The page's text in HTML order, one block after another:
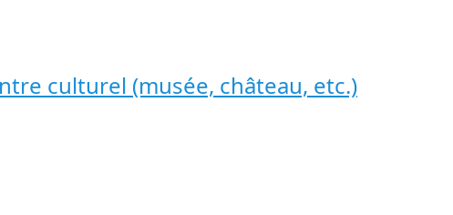
culturel (musée, château, etc.)